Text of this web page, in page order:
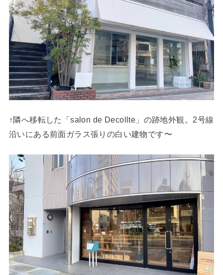
↑隣へ移転した「salon de Decollte」の跡地外観。2号線
沿いにある前面ガラス張りの白い建物です〜